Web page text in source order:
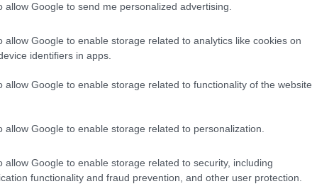
allow Google to send me personalized advertising.
allow Google to enable storage related to analytics like cookies on
identifiers in apps.
allow Google to enable storage related to functionality of the website
allow Google to enable storage related to personalization.
allow Google to enable storage related to security, including
functionality and fraud prevention, and other user protection.
Παλαιστίνιοι ζουν μέσα και γύρω από
κέντρο του θύλακα.
τον έλεγχό του την πόλη της Γάζας,
ως ένα από τα τελευταία
δυνάμεις έριξαν φυλλάδια στην πόλη
των δυτικών συνοικιών να τις
Προστασία ανακοίνωσε ότι οι
είναι συνεχείς.